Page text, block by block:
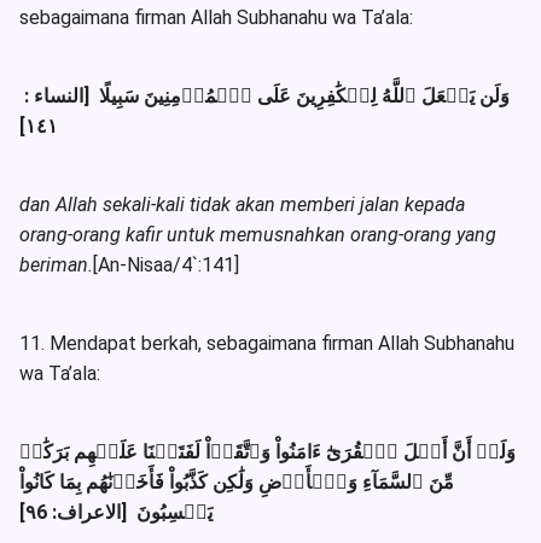
sebagaimana firman Allah Subhanahu wa Ta’ala:
dan Allah sekali-kali tidak akan memberi jalan kepada
orang-orang kafir untuk memusnahkan orang-orang yang
beriman. [An-Nisaa/4`:141]
11. Mendapat berkah, sebagaimana firman Allah Subhanahu
wa Ta’ala:
وَلَوۡ أَنَّ أَهۡلَ ٱلۡقُرَىٰٓ ءَامَنُواْ وَٱتَّقَوۡاْ لَفَتَحۡنَا عَلَيۡهِم بَرَكَٰتٖ
مِّنَ ٱلسَّمَآءِ وَٱلۡأَرۡضِ وَلَٰكِن كَذَّبُواْ فَأَخَذۡنَٰهُم بِمَا كَانُواْ
يَكۡسِبُونَ [الاعراف: ٩6]